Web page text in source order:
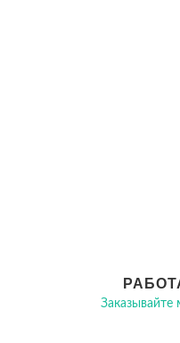
Заказывайте